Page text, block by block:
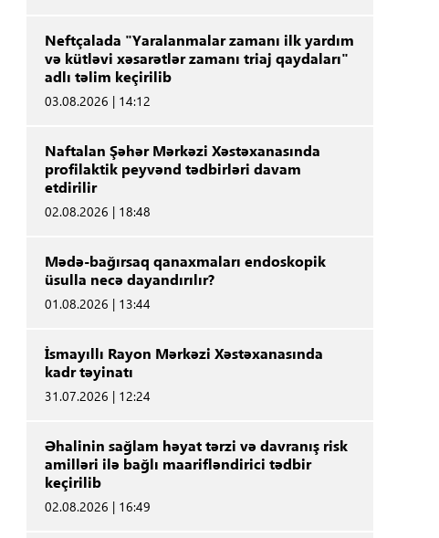
Neftçalada "Yaralanmalar zamanı ilk yardım
və kütləvi xəsarətlər zamanı triaj qaydaları"
adlı təlim keçirilib
03.08.2026 | 14:12
Naftalan Şəhər Mərkəzi Xəstəxanasında
profilaktik peyvənd tədbirləri davam
etdirilir
02.08.2026 | 18:48
Mədə-bağırsaq qanaxmaları endoskopik
üsulla necə dayandırılır?
01.08.2026 | 13:44
İsmayıllı Rayon Mərkəzi Xəstəxanasında
kadr təyinatı
31.07.2026 | 12:24
Əhalinin sağlam həyat tərzi və davranış risk
amilləri ilə bağlı maarifləndirici tədbir
keçirilib
02.08.2026 | 16:49